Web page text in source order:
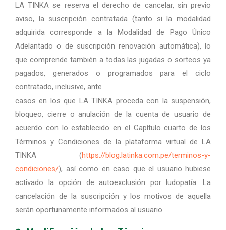
LA TINKA se reserva el derecho de cancelar, sin previo
aviso, la suscripción contratada (tanto si la modalidad
adquirida corresponde a la Modalidad de Pago Único
Adelantado o de suscripción renovación automática), lo
que comprende también a todas las jugadas o sorteos ya
pagados, generados o programados para el ciclo
contratado, inclusive, ante
casos en los que LA TINKA proceda con la suspensión,
bloqueo, cierre o anulación de la cuenta de usuario de
acuerdo con lo establecido en el Capítulo cuarto de los
Términos y Condiciones de la plataforma virtual de LA
TINKA (https://blog.latinka.com.pe/terminos-y-
condiciones/), así como en caso que el usuario hubiese
activado la opción de autoexclusión por ludopatía. La
cancelación de la suscripción y los motivos de aquella
serán oportunamente informados al usuario.